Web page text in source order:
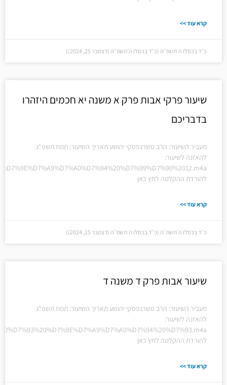
קרא עוד >>
כ״ד בכסלו ה׳תשפ״ה (כ״ד בכסלו ה׳תשפ״ה (דצמבר 25, 2024))
שיעור פרקי אבות פרק א משנה יא חכמים היזהרו
בדבריכם
מעביר השיעור: הרב טשרנפסקי יהושע תאריך השיעור: תמוז תשפ"ג
להאזנה לשיעור:
להורדת ההקלטה לחץ כאן
קרא עוד >>
כ״ד בכסלו ה׳תשפ״ה (כ״ד בכסלו ה׳תשפ״ה (דצמבר 25, 2024))
שיעור אבות פרק ד משנה ד
מעביר השיעור: הרב טשרנפסקי יהושע תאריך השיעור: תמוז תשפ"ג
להאזנה לשיעור:
להורדת ההקלטה לחץ כאן
קרא עוד >>